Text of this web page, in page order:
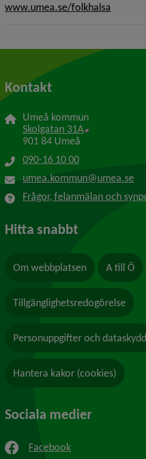
www.umea.se/folkhalsa
Kontakt
Umeå kommun
Skolgatan 31A Länk till
901 84 Umeå
090-16 10 00
umea.kommun@umea.se
Frågor, felanmälan och
Hitta snabbt
Om webbplatsen A till Ö
Tillgänglighetsredogörelse
Personuppgifter och dataskydd
Hantera kakor (cookies)
Sociala medier
Facebook